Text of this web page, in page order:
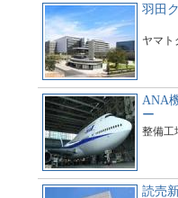
羽田
ヤマト
ANA
ー
整備工
読売